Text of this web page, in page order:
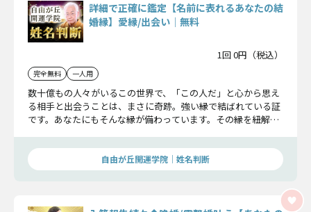
詳細で正確に鑑定【名前に表れるあなたの結
婚縁】愛縁/出会い│無料
1回 0円（税込）
完全無料 一人用
数十億もの人々がいるこの世界で、「この人だ」と心から思え
る相手と出会うことは、まさに奇跡。強い縁で結ばれている証
です。あなたにもそんな縁が備わっています。その縁を紐解け
自由が丘開運学院│姓名判断